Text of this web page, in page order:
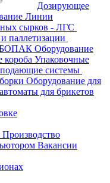
Дозирующее
Линии
сырков - ЛГС
паллетизации
Оборудование
короба Упаковочные
системы
Оборудование для
для брикетов
Производство
Вакансии